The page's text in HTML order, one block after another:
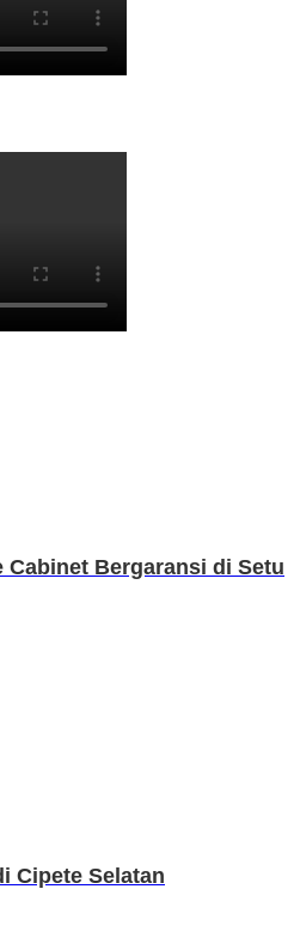
Cabinet Bergaransi di Setu
Cipete Selatan